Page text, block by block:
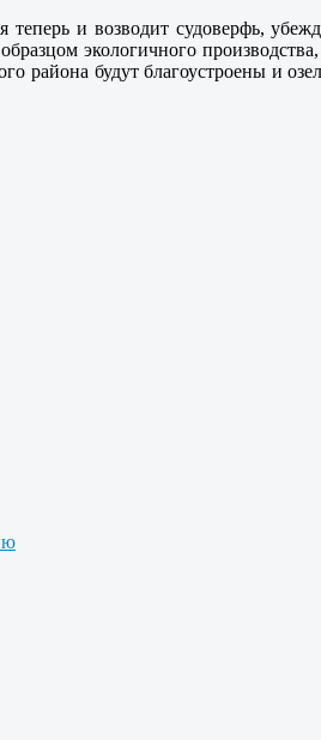
и возводит судоверфь,
экологичного
района будут благоустроены и